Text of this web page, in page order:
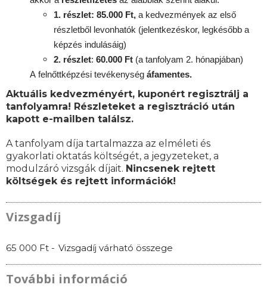
1. részlet: 85.000 Ft, a kedvezmények az első
részletből levonhatók (jelentkezéskor, legkésőbb a
képzés indulásáig)
2. részlet: 60.000 Ft (a tanfolyam 2. hónapjában)
A felnőttképzési tevékenység áfamentes.
Aktuális kedvezményért, kuponért regisztrálj a
tanfolyamra! Részleteket a regisztráció után
kapott e-mailben találsz.
A tanfolyam díja tartalmazza az elméleti és
gyakorlati oktatás költségét, a jegyzeteket, a
modulzáró vizsgák díjait. Nincsenek rejtett
költségek és rejtett információk!
Vizsgadíj
65 000 Ft - Vizsgadíj várható összege
További információ